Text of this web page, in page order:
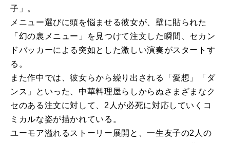
子」。
メニュー選びに頭を悩ませる彼女が、壁に貼られた
「幻の裏メニュー」を見つけて注文した瞬間、セカン
ドバッカーによる突如とした激しい演奏がスタートす
る。
また作中では、彼女らから繰り出される「愛想」「ダ
ンス」といった、中華料理屋らしからぬさまざまなク
セのある注文に対して、2人が必死に対応していくコ
ミカルな姿が描かれている。
ユーモア溢れるストーリー展開と、一生友子の2人の